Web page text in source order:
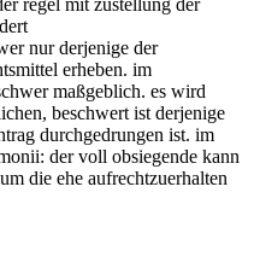
nur derjenige der
erheben. im
maßgeblich. es wird
beschwert ist derjenige
durchgedrungen ist. im
der voll obsiegende kann
die ehe aufrechtzuerhalten